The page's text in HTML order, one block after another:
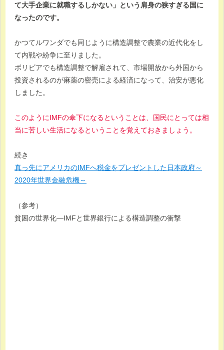
て大手企業に就職するしかない」という肩身の狭すぎる国に
なったのです。
かつてルワンダでも同じように構造調整で農業の近代化をし
て内戦や紛争に至りました。
ボリビアでも構造調整で解雇されて、市場開放から外国から
投資されるのが麻薬の密売による経済になって、治安が悪化
しました。
このようにIMFの傘下になるということは、国民にとっては相
当に苦しい生活になるということを覚えておきましょう。
続き
真っ先にアメリカのIMFへ税金をプレゼントした日本政府～
2020年世界金融危機～
（参考）
貧困の世界化―IMFと世界銀行による構造調整の衝撃